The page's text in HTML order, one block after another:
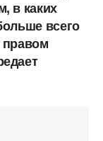
в каких
всего
правом